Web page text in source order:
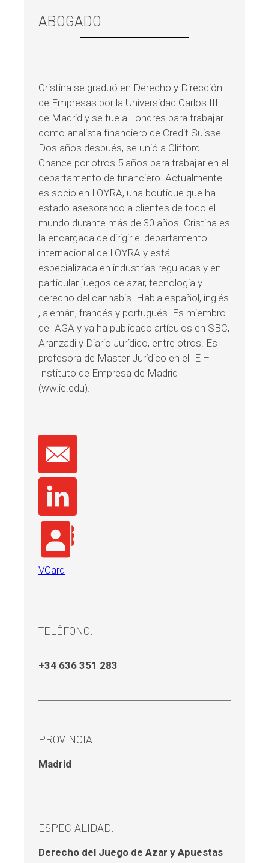
ABOGADO
Cristina se graduó en Derecho y Dirección
de Empresas por la Universidad Carlos III
de Madrid y se fue a Londres para trabajar
como analista financiero de Credit Suisse.
Dos años después, se unió a Clifford
Chance por otros 5 años para trabajar en el
departamento de financiero. Actualmente
es socio en LOYRA, una boutique que ha
estado asesorando a clientes de todo el
mundo durante más de 30 años. Cristina es
la encargada de dirigir el departamento
internacional de LOYRA y está
especializada en industrias reguladas y en
particular juegos de azar, tecnologia y
derecho del cannabis. Habla español, inglés
, alemán, francés y portugués. Es miembro
de IAGA y ya ha publicado artículos en SBC,
Aranzadi y Diario Jurídico, entre otros. Es
profesora de Master Jurídico en el IE –
Instituto de Empresa de Madrid
(ww.ie.edu).
VCard
TELÉFONO:
+34 636 351 283
PROVINCIA:
Madrid
ESPECIALIDAD:
Derecho del Juego de Azar y Apuestas